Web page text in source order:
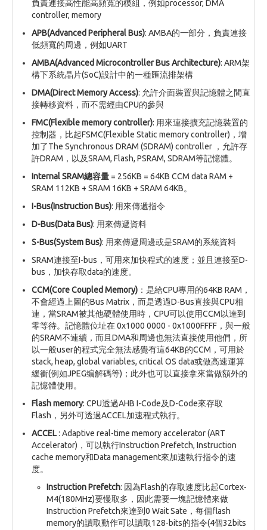
負責連接高性能高頻寬的模組，例如processor, DMA
controller, memory
APB(Advanced Peripheral Bus): AMBA的一部分，負責連接
低頻寬的周邊，例如UART
AMBA(Advanced Microcontroller Bus Architecture): ARM架
構下系統晶片(SoC)設計中的一種匯流排架構
DMA(Direct Memory Access): 允許介面裝置與記憶體之間直
接轉移資料，而不需經由CPU的參與
FMC(Flexible memory controller): 用來連接擴充記憶裝置的
控制器，比起FSMC(Flexible Static memory controller)，增
加了The Synchronous DRAM (SDRAM) controller ，允許存
許DRAM，以及SRAM, Flash, PSRAM, SDRAM等記憶體。
Internal SRAM總容量 = 256KB = 64KB CCM data RAM +
SRAM 112KB + SRAM 16KB + SRAM 64KB。
I-Bus(Instruction Bus): 用來傳遞指令
D-Bus(Data Bus): 用來傳遞資料
S-Bus(System Bus): 用來傳遞周邊或是SRAM的系統資料
SRAM連接至I-bus，可用來加快程式的速度；並且連接至D-
bus，加快存取data的速度。
CCM(Core Coupled Memory) ：是給CPU專用的64KB RAM，
不會經過上圖的Bus Matrix，而是透過D-Bus直接與CPU相
連，當SRAM被其他硬體使用時，CPU可以使用CCM以達到
零等待。記憶體位址在 0x1000 0000 - 0x1000FFFF，與一般
的SRAM不連續，而且DMA和周邊也無法直接使用他們，所
以一般user的程式完全無法感覺有這64KB的CCM，可用於
stack, heap, global variables, critical OS data或做高速運算
緩衝(例如JPEG编解碼等)；此外也可以直接拿來當做額外的
記憶體使用。
Flash memory: CPU透過AHB I-Code及D-Code來存取
Flash，另外可透過ACCEL加速程式執行。
ACCEL: Adaptive real-time memory accelerator (ART
Accelerator)，可以執行Instruction Prefetch, Instruction
cache memory和Data management來加速執行指令的速
度。
Instruction Prefetch: 因為Flash的存取速度比起Cortex-
M4(180MHz)要慢取多，因此需要一塊記憶體來做
Instruction Prefetch來達到0 Wait Sate，每個flash
memory的讀取動作可以讀取128-bits的指令(4個32bits